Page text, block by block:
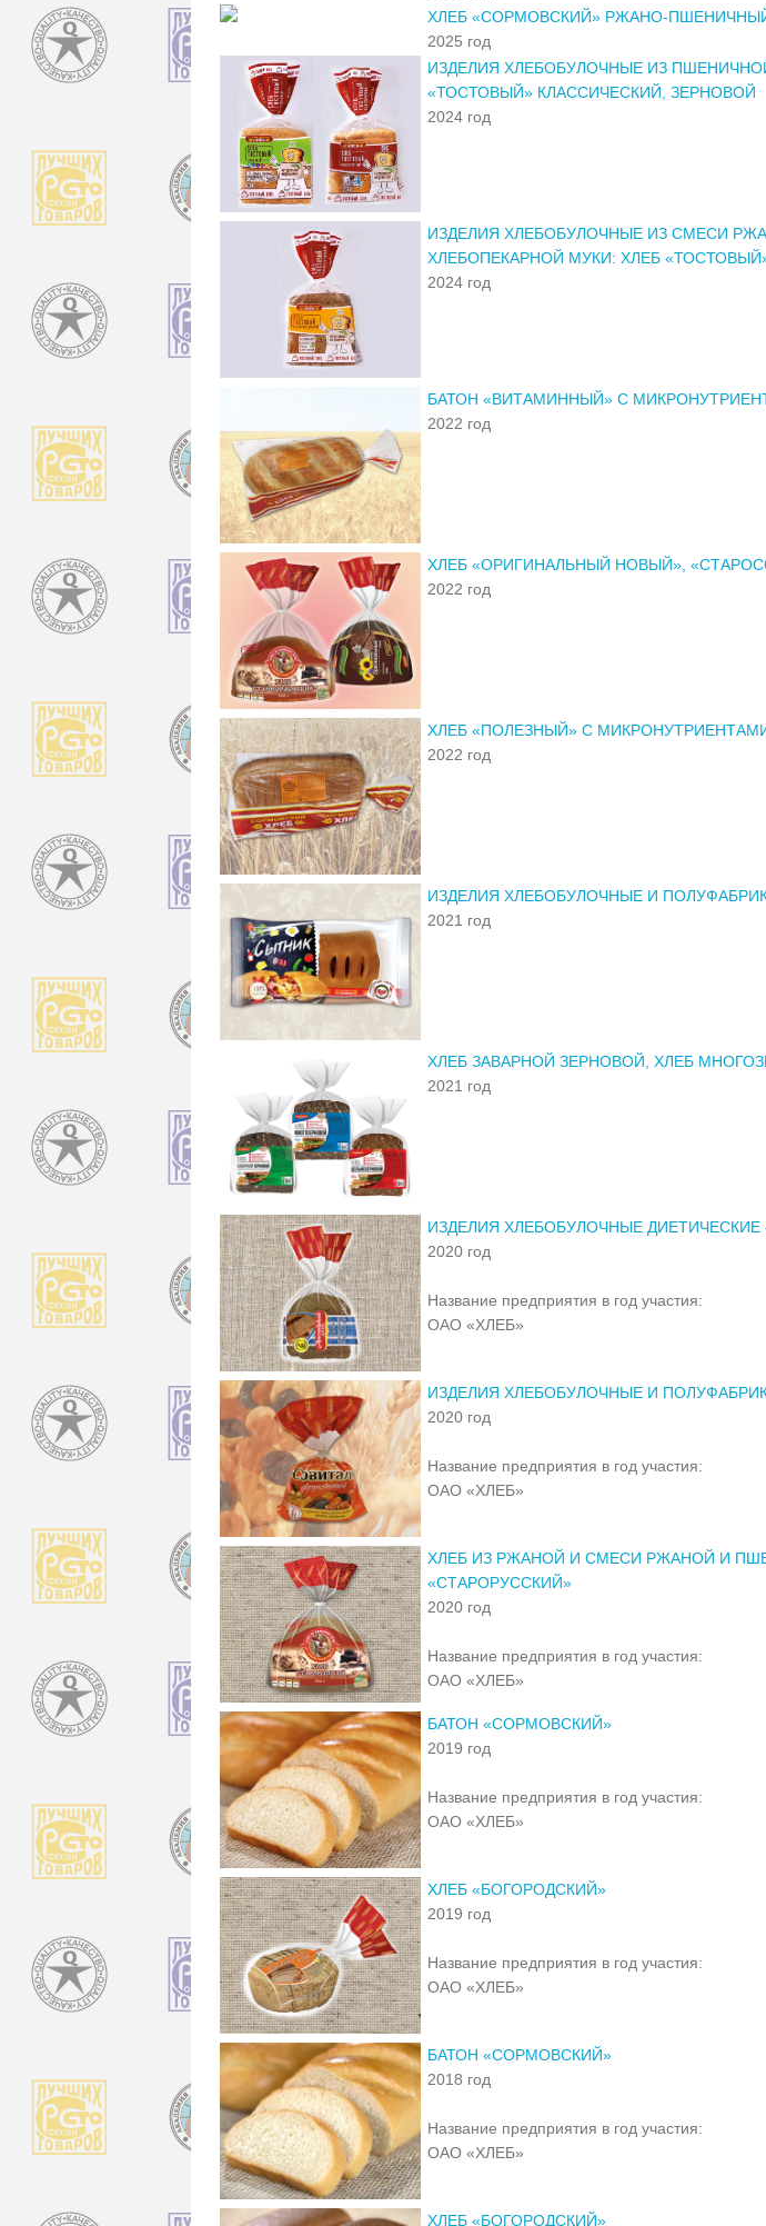
ХЛЕБ «СОРМОВСКИЙ» РЖАНО-
2025 год
ИЗДЕЛИЯ ХЛЕБОБУЛОЧНЫЕ ИЗ
«ТОСТОВЫЙ» КЛАССИЧЕСКИЙ, ЗЕРНОВОЙ
2024 год
ИЗДЕЛИЯ ХЛЕБОБУЛОЧНЫЕ ИЗ СМЕСИ
ХЛЕБОПЕКАРНОЙ МУКИ: ХЛЕБ
2024 год
БАТОН «ВИТАМИННЫЙ» С
2022 год
ХЛЕБ «ОРИГИНАЛЬНЫЙ НОВЫЙ»,
2022 год
ХЛЕБ «ПОЛЕЗНЫЙ» С
2022 год
ИЗДЕЛИЯ ХЛЕБОБУЛОЧНЫЕ И
2021 год
ХЛЕБ ЗАВАРНОЙ ЗЕРНОВОЙ, ХЛЕБ
2021 год
ИЗДЕЛИЯ ХЛЕБОБУЛОЧНЫЕ ДИЕТИЧЕСКИЕ
2020 год
Название предприятия в год участия:
ОАО «ХЛЕБ»
ИЗДЕЛИЯ ХЛЕБОБУЛОЧНЫЕ И
2020 год
Название предприятия в год участия:
ОАО «ХЛЕБ»
ХЛЕБ ИЗ РЖАНОЙ И СМЕСИ РЖАНОЙ И
«СТАРОРУССКИЙ»
2020 год
Название предприятия в год участия:
ОАО «ХЛЕБ»
БАТОН «СОРМОВСКИЙ»
2019 год
Название предприятия в год участия:
ОАО «ХЛЕБ»
ХЛЕБ «БОГОРОДСКИЙ»
2019 год
Название предприятия в год участия:
ОАО «ХЛЕБ»
БАТОН «СОРМОВСКИЙ»
2018 год
Название предприятия в год участия:
ОАО «ХЛЕБ»
ХЛЕБ «БОГОРОДСКИЙ»